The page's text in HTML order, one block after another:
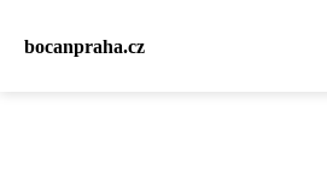
bocanpraha.cz